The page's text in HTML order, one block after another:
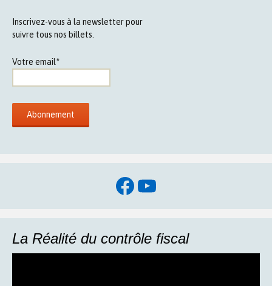
Inscrivez-vous à la newsletter pour
suivre tous nos billets.
Votre email*
Facebook
YouTube
La Réalité du contrôle fiscal